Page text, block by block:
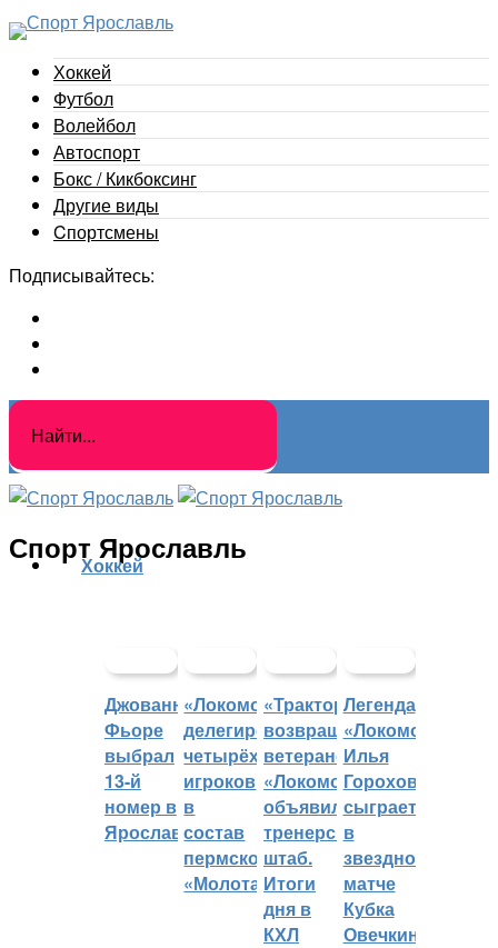
Хоккей
Футбол
Волейбол
Автоспорт
Бокс / Кикбоксинг
Другие виды
Cпортсмены
Подписывайтесь:
Спорт Ярославль
Хоккей
Джованни
Фьоре
выбрал
13-й
номер в
Ярославле
«Локомотив»
делегировал
четырёх
игроков
в
состав
пермского
«Молота»
«Трактор»
возвращает
ветеранов,
«Локомотив»
объявил
тренерский
штаб.
Итоги
дня в
КХЛ
Легенда
«Локомотива»
Илья
Горохов
сыграет
в
звездном
матче
Кубка
Овечкина